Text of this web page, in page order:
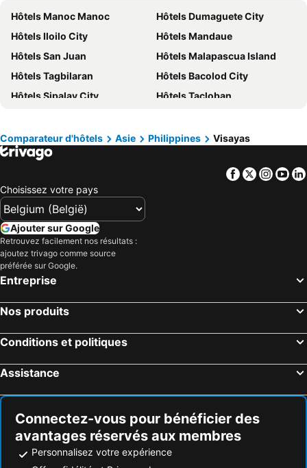
Hôtels Manoc Manoc
Hôtels Dumaguete City
Hôtels Iloilo City
Hôtels Mandaue
Hôtels San Juan
Hôtels Malapascua Island
Hôtels Tagbilaran
Hôtels Bacolod City
Hôtels Sipalay City
Hôtels Tacloban
Hôtels Yapak
Hôtels Oslob
Hôtels Cordova
Hôtels Santa Fe
Hôtels Dauin
Hôtels Santander
Hôtels Dauis
Hôtels Danao City
Hôtels Bantayan
Hôtels Ferrol
Hôtels Samboan
Hôtels Buenavista
Hôtels Taytay
Hôtels Argao
Comparateur d'hôtels Asie Philippines Visayas
Facebook
Twitter
Choisissez votre pays
Ajouter sur Google
Retrouvez facilement nos résultats :
ajoutez trivago comme source
préférée sur Google.
Entreprise
Nos produits
Conditions et politiques
Assistance
Connectez-vous pour bénéficier des
avantages réservés aux membres
Personnalisez votre expérience